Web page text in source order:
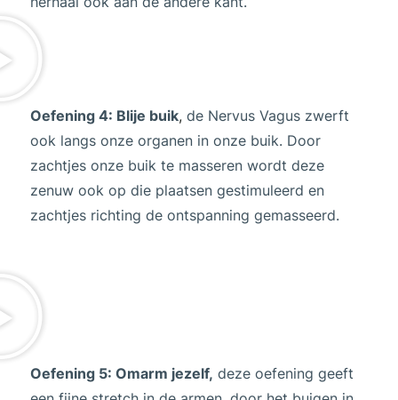
Oefening 4: Blije buik,de Nervus Vagus zwerft
ook langs onze organen in onze buik. Door
zachtjes onze buik te masseren wordt deze
zenuw ook op die plaatsen gestimuleerd en
zachtjes richting de ontspanning gemasseerd.
Oefening 5: Omarm jezelf, deze oefening geeft